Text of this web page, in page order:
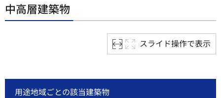
中高層建築物
スライド操作で表示
用途地域ごとの該当建築物